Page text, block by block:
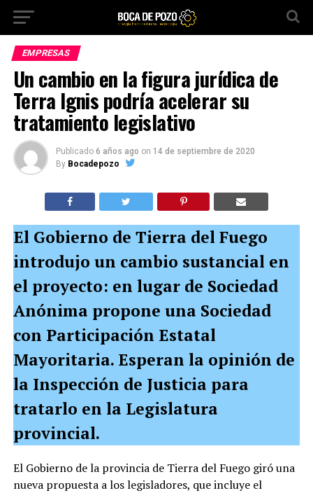
EMPRESAS
Un cambio en la figura jurídica de
Terra Ignis podría acelerar su
tratamiento legislativo
Publicado 6 años ago on 14 de septiembre de 2020
By Bocadepozo
El Gobierno de Tierra del Fuego
introdujo un cambio sustancial en
el proyecto: en lugar de Sociedad
Anónima propone una Sociedad
con Participación Estatal
Mayoritaria. Esperan la opinión de
la Inspección de Justicia para
tratarlo en la Legislatura
provincial.
El Gobierno de la provincia de Tierra del Fuego giró una
nueva propuesta a los legisladores, que incluye el